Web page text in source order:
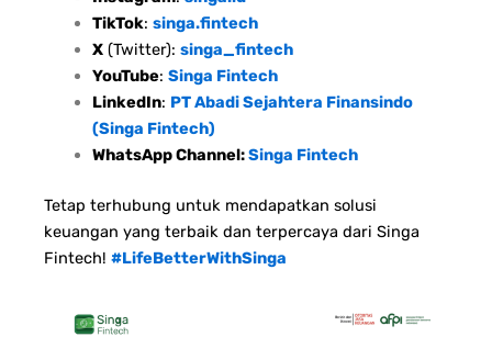
TikTok: singa.fintech
X(Twitter): singa_fintech
YouTube: Singa Fintech
LinkedIn: PT Abadi Sejahtera Finansindo
(Singa Fintech)
WhatsApp Channel:Singa Fintech
Tetap terhubung untuk mendapatkan solusi
keuangan yang terbaik dan terpercaya dari Singa
Fintech! #LifeBetterWithSinga